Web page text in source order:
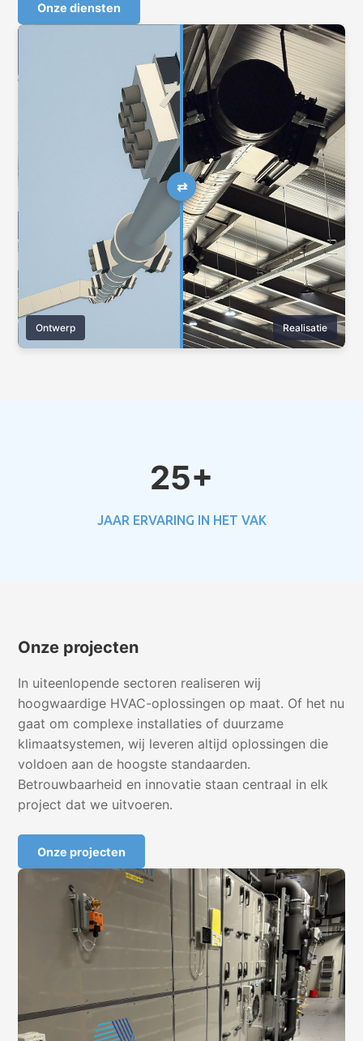
Onze diensten
Ontwerp Realisatie
25+
JAAR ERVARING IN HET VAK
Onze projecten
In uiteenlopende sectoren realiseren wij
hoogwaardige HVAC-oplossingen op maat. Of het nu
gaat om complexe installaties of duurzame
klimaatsystemen, wij leveren altijd oplossingen die
voldoen aan de hoogste standaarden.
Betrouwbaarheid en innovatie staan centraal in elk
project dat we uitvoeren.
Onze projecten